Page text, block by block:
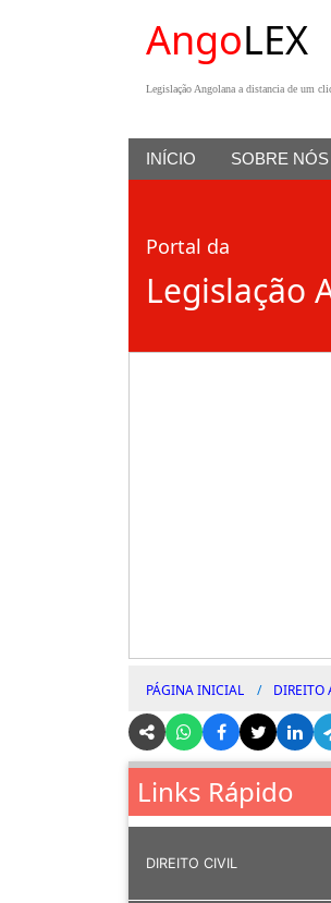
AngoLEX
Legislação Angolana a distancia de um
INÍCIO SOBRE NÓS
Portal da
Legislação
PÁGINA INICIAL DIREITO
Links Rápido
DIREITO CIVIL